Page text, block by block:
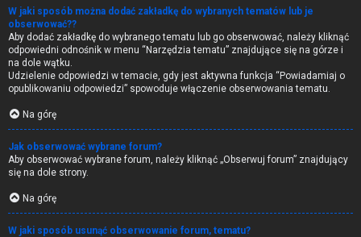
W jaki sposób można dodać zakładkę do wybranych tematów lub je
obserwować??
Aby dodać zakładkę do wybranego tematu lub go obserwować, należy kliknąć
odpowiedni odnośnik w menu “Narzędzia tematu” znajdujące się na górze i
na dole wątku.
Udzielenie odpowiedzi w temacie, gdy jest aktywna funkcja “Powiadamiaj o
opublikowaniu odpowiedzi” spowoduje włączenie obserwowania tematu.
Na górę
Jak obserwować wybrane forum?
Aby obserwować wybrane forum, należy kliknąć „Obserwuj forum” znajdujący
się na dole strony.
Na górę
W jaki sposób usunąć obserwowanie forum, tematu?